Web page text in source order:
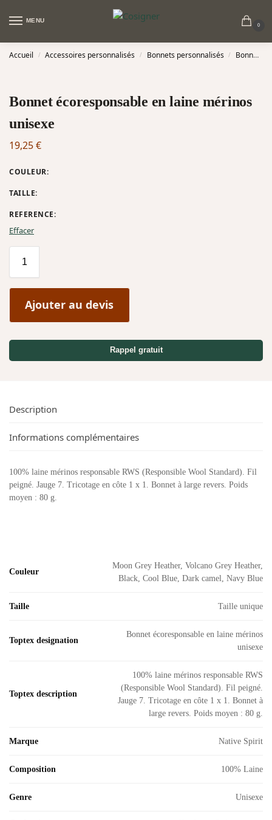
MENU
0
Accueil / Accessoires personnalisés / Bonnets personnalisés / Bonnets en laine personnalisés
Bonnet écoresponsable en laine mérinos
unisexe
19,25€
COULEUR:
TAILLE:
REFERENCE:
Effacer
Ajouter au devis
Rappel gratuit
Description
Informations complémentaires
100% laine mérinos responsable RWS (Responsible Wool Standard). Fil
peigné. Jauge 7. Tricotage en côte 1 x 1. Bonnet à large revers. Poids
moyen : 80 g.
Couleur
Moon Grey Heather, Volcano Grey Heather,
Black, Cool Blue, Dark camel, Navy Blue
Taille Taille unique
Toptex designation
Bonnet écoresponsable en laine mérinos
unisexe
Toptex description
100% laine mérinos responsable RWS
(Responsible Wool Standard). Fil peigné.
Jauge 7. Tricotage en côte 1 x 1. Bonnet à
large revers. Poids moyen : 80 g.
Marque Native Spirit
Composition 100% Laine
Genre Unisexe